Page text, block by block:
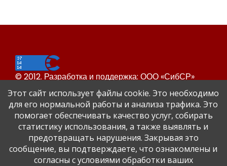
© 2012. Разработка и поддержка: ООО «СибСР»
Все права защищены законом и международными
соглашениями.
Этот сайт использует файлы cookie. Это необходимо
для его нормальной работы и анализа трафика. Это
помогает обеспечивать качество услуг, собирать
статистику использования, а также выявлять и
предотвращать нарушения. Закрывая это
сообщение, вы подтверждаете, что ознакомлены и
согласны с условиями обработки ваших